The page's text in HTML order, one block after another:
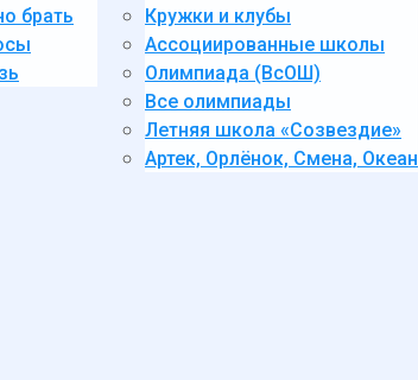
брать
Кружки и клубы
Ассоциированные школы
Олимпиада (ВсОШ)
Все олимпиады
Летняя школа «Созвездие»
Артек, Орлёнок, Смена, Океан